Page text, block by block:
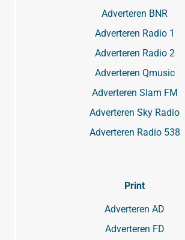
Adverteren BNR
Adverteren Radio 1
Adverteren Radio 2
Adverteren Qmusic
Adverteren Slam FM
Adverteren Sky Radio
Adverteren Radio 538
Print
Adverteren AD
Adverteren FD